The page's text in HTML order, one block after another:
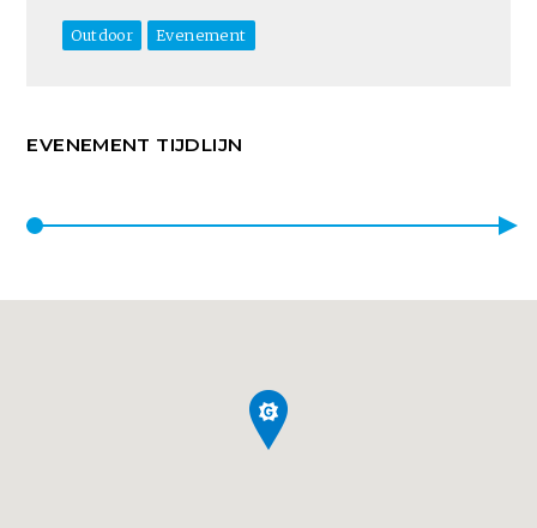
Outdoor Evenement
EVENEMENT TIJDLIJN